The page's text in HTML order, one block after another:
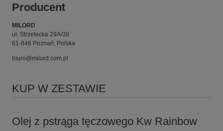
Producent
MILORD
ul. Strzelecka 29A/39
61-846 Poznań, Polska
biuro@milord.com.pl
KUP W ZESTAWIE
Olej z pstrąga tęczowego Kw Rainbow